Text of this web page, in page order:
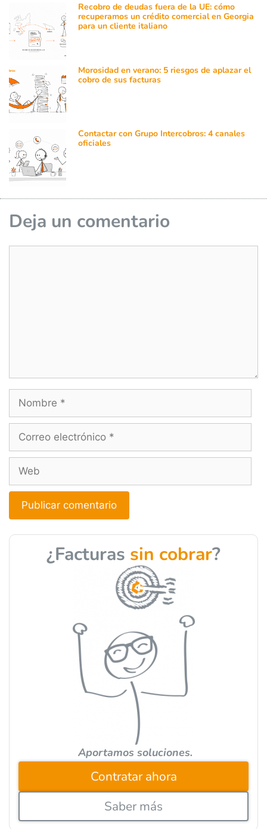
Recobro de deudas fuera de la UE: cómo
recuperamos un crédito comercial en Georgia
para un cliente italiano
Morosidad en verano: 5 riesgos de aplazar el
cobro de sus facturas
Contactar con Grupo Intercobros: 4 canales
oficiales
Deja un comentario
A
¿Facturas sin cobrar?
Aportamos soluciones.
Contratar ahora
Saber más